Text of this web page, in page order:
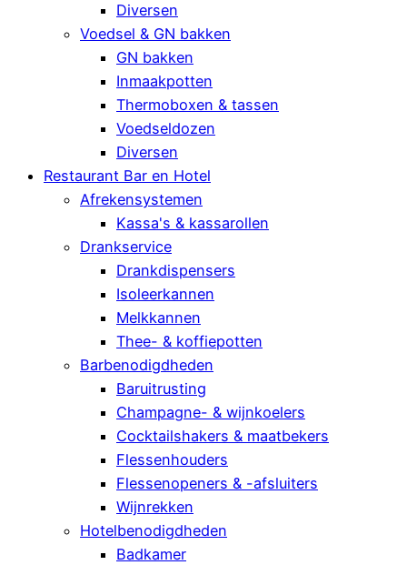
Diversen
Voedsel & GN bakken
GN bakken
Inmaakpotten
Thermoboxen & tassen
Voedseldozen
Diversen
Restaurant Bar en Hotel
Afrekensystemen
Kassa's & kassarollen
Drankservice
Drankdispensers
Isoleerkannen
Melkkannen
Thee- & koffiepotten
Barbenodigdheden
Baruitrusting
Champagne- & wijnkoelers
Cocktailshakers & maatbekers
Flessenhouders
Flessenopeners & -afsluiters
Wijnrekken
Hotelbenodigdheden
Badkamer